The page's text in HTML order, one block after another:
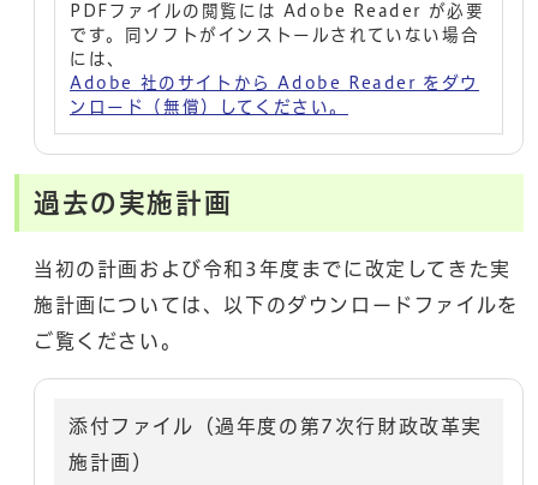
PDFファイルの閲覧には Adobe Reader が必要
です。同ソフトがインストールされていない場合
には、
Adobe 社のサイトから Adobe Reader をダウ
ンロード（無償）してください。
過去の実施計画
当初の計画および令和3年度までに改定してきた実
施計画については、以下のダウンロードファイルを
ご覧ください。
添付ファイル（過年度の第7次行財政改革実
施計画）